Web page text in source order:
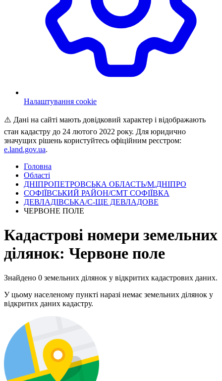
Налаштування cookie
⚠️ Дані на сайті мають довідковий характер і відображають
стан кадастру до 24 лютого 2022 року. Для юридично
значущих рішень користуйтесь офіційним реєстром:
e.land.gov.ua.
Головна
Області
ДНІПРОПЕТРОВСЬКА ОБЛАСТЬ/М.ДНІПРО
СОФІЇВСЬКИЙ РАЙОН/СМТ СОФІЇВКА
ДЕВЛАДІВСЬКА/С-ЩЕ ДЕВЛАДОВЕ
ЧЕРВОНЕ ПОЛЕ
Кадастрові номери земельних
ділянок: Червоне поле
Знайдено 0 земельних ділянок у відкритих кадастрових даних.
У цьому населеному пункті наразі немає земельних ділянок у
відкритих даних кадастру.